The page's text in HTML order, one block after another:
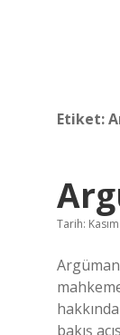
Etiket:
Tarih:
bakış